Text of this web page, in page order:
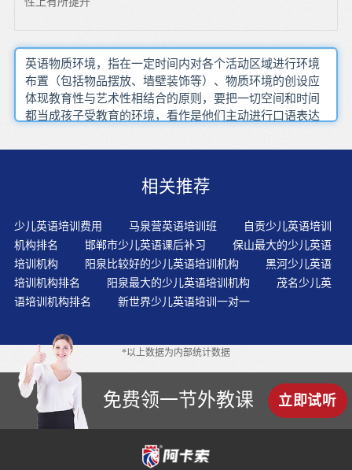
英语物质环境，指在一定时间内对各个活动区域进行环境
布置（包括物品摆放、墙壁装饰等）、物质环境的创设应
体现教育性与艺术性相结合的原则，要把一切空间和时间
都当成孩子受教育的环境，看作是他们主动进行口语表达
近的。可以跟孩子说，英语表示过去发生的事，动词一般
据孩子本身的特点，选择难度相当的教材。最好是选择能
意并着重抓的三件事情是：要让孩子爱学英语、会学英语
和能够学习英语。交际教学法注重激发学生的主动性和互
动作用，提高学生的语言运用能力和学以致用的意识，最
终培养学生综合运用语言的交际能力。浸入式教学使传统
的、孤立的外语教学向外语与学科知识教学相结合的方向
转变。幼儿英语学习阶段，在玩中学，初步感知知识，养
好的联想发展体系凡事都不是一帆风顺的，学习英语也如
此。千万不要“读”英语，要“看”英语——看看绘本、看看
动画片，加深“玩”的兴趣，加深“听”的理解，就完全可以
了。儿童对一种新语言的学习往往容易产生强烈浓厚的兴
趣。他们富有好奇心,听觉灵敏,善于模仿,心理障碍教少,能
大胆开口。6岁以前学不会记得很牢，只要孩子对英语感兴
趣，拥抱英文，这就足够了。朗读是检测孩子学习效果既
简单又有效的手段，既可检测语音语调是否标准，还可检
相关推荐
少儿英语培训费用 马泉营英语培训班
自贡少儿英语培训
机构排名
邯郸市少儿英语课后补习
保山最大的少儿英语
培训机构
阳泉比较好的少儿英语培训机构
黑河少儿英语
培训机构排名
阳泉最大的少儿英语培训机构
茂名少儿英
语培训机构排名
新世界少儿英语培训一对一
*以上数据为内部统计数据
免费领一节外教课 立即试听